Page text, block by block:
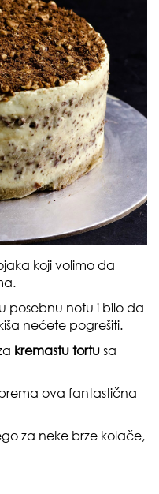
koji volimo da
posebnu notu i bilo da
nećete pogrešiti.
kremastu tortu sa
ova fantastična
za neke brze kolače,